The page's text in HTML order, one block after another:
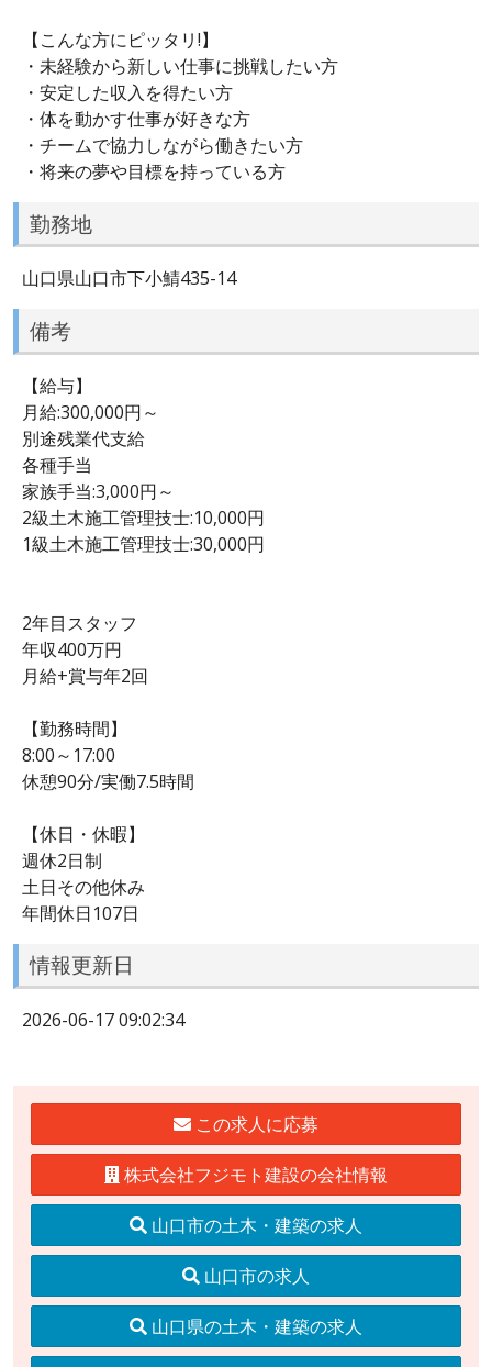
【こんな方にピッタリ!】
・未経験から新しい仕事に挑戦したい方
・安定した収入を得たい方
・体を動かす仕事が好きな方
・チームで協力しながら働きたい方
・将来の夢や目標を持っている方
勤務地
山口県山口市下小鯖435-14
備考
【給与】
月給:300,000円～
別途残業代支給
各種手当
家族手当:3,000円～
2級土木施工管理技士:10,000円
1級土木施工管理技士:30,000円
2年目スタッフ
年収400万円
月給+賞与年2回
【勤務時間】
8:00～17:00
休憩90分/実働7.5時間
【休日・休暇】
週休2日制
土日その他休み
年間休日107日
情報更新日
2026-06-17 09:02:34
この求人に応募
株式会社フジモト建設の会社情報
山口市の土木・建築の求人
山口市の求人
山口県の土木・建築の求人